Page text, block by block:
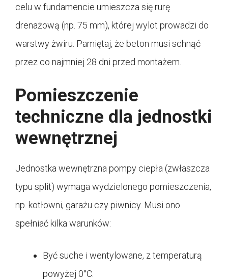
celu w fundamencie umieszcza się rurę
drenażową (np. 75 mm), której wylot prowadzi do
warstwy żwiru. Pamiętaj, że beton musi schnąć
przez co najmniej 28 dni przed montażem.
Pomieszczenie
techniczne dla jednostki
wewnętrznej
Jednostka wewnętrzna pompy ciepła (zwłaszcza
typu split) wymaga wydzielonego pomieszczenia,
np. kotłowni, garażu czy piwnicy. Musi ono
spełniać kilka warunków:
Być suche i wentylowane, z temperaturą
powyżej 0°C.